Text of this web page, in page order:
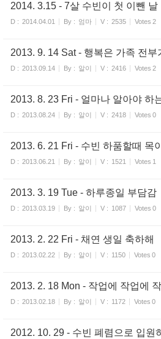
2014. 3.15 - 7살 수빈이 첫 이뺀 날
D : 2014.04.01 By : 엄마 V : 2535 Votes 2
2013. 9. 14 Sat - 행복은 가족 전부
D : 2013.09.14 By : 알이 V : 2416 Votes 2
2013. 8. 23 Fri - 얼마나 알아야 하
D : 2013.08.24 By : 알이 V : 2418 Votes 0
2013. 6. 21 Fri - 수빈 하품할때 목
D : 2013.06.21 By : 알이 V : 1521 Votes 1
2013. 3. 19 Tue - 하루종일 부담감
D : 2013.03.19 By : 알이 V : 1087 Votes 0
2013. 2. 22 Fri - 채연 생일 축하해
D : 2013.02.22 By : 알이 V : 1150 Votes 0
2013. 2. 18 Mon - 작업에 작업에
D : 2013.02.18 By : 알이 V : 1172 Votes 0
2012. 10. 29 - 수빈 폐렴으로 입원